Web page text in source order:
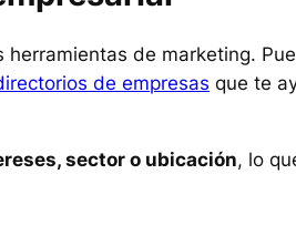
de marketing.
de empresas que te
sector o ubicación, lo